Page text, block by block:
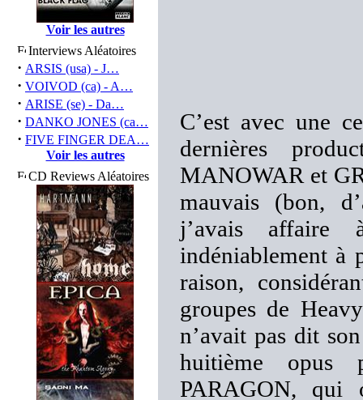
Voir les autres
Interviews Aléatoires
· ARSIS (usa) - J…
· VOIVOD (ca) - A…
· ARISE (se) - Da…
· DANKO JONES (ca…
· FIVE FINGER DEA…
Voir les autres
CD Reviews Aléatoires
C’est avec une
dernières
MANOWAR et
mauvais (bon,
j’avais affaire
indéniablement à
raison,
groupes de
n’avait pas dit
huitième opus
PARAGON,